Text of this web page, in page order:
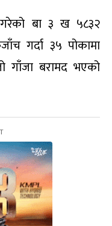
गरेको बा ३ ख ५८३२
गर्दा ३५ पोकामा
बरामद भएको